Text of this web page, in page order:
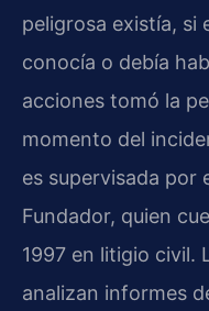
peligrosa existía, si
conocía o debía
acciones tomó la
momento del
es supervisada por
Fundador, quien
1997 en litigio civil.
analizan informes